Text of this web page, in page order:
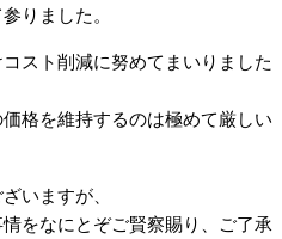
りました。
スト削減に努めてまいりました
格を維持するのは極めて厳しい
いますが、
をなにとぞご賢察賜り、ご了承